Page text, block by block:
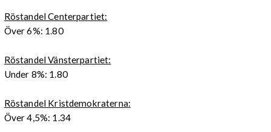
Röstandel Centerpartiet:
Över 6%: 1.80
Röstandel Vänsterpartiet:
Under 8%: 1.80
Röstandel Kristdemokraterna:
Över 4,5%: 1.34